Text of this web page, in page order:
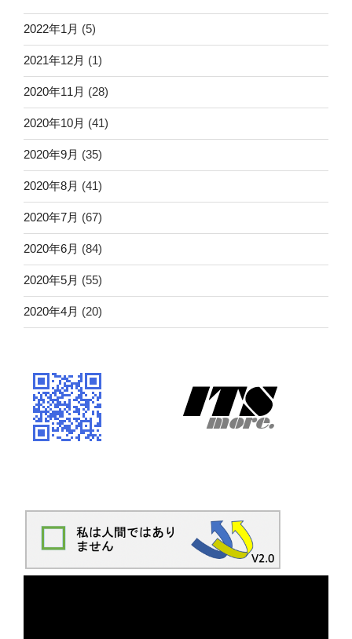
2022年1月 (5)
2021年12月 (1)
2020年11月 (28)
2020年10月 (41)
2020年9月 (35)
2020年8月 (41)
2020年7月 (67)
2020年6月 (84)
2020年5月 (55)
2020年4月 (20)